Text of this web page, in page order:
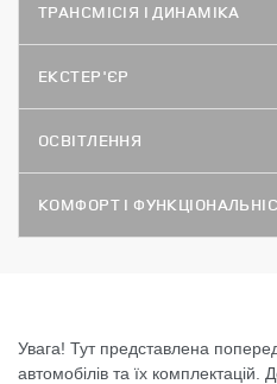
ТРАНСМІСІЯ І ДИНАМІКА
ЕКСТЕР'ЄР
ОСВІТЛЕННЯ
КОМФОРТ І
Увага! Тут представлена
автомобілів та їх комплектацій.